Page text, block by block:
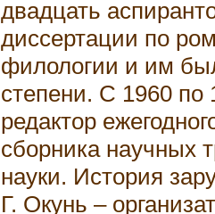
двадцать
диссертации по
филологии и им
степени. С 1960 по
редактор
сборника научных
науки. История
Г. Окунь –